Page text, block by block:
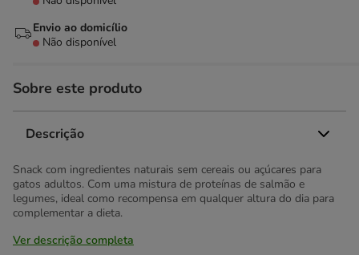
Envio ao domicílio
Não disponível
Sobre este produto
Descrição
Snack com ingredientes naturais sem cereais ou açúcares para
gatos adultos. Com uma mistura de proteínas de salmão e
legumes, ideal como recompensa em qualquer altura do dia para
complementar a dieta.
Ver descrição completa